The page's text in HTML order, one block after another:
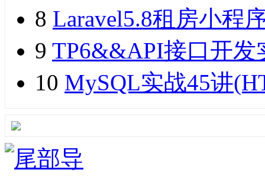
8 Laravel5.8租房小程
9 TP6&&API接口开发
10 MySQL实战45讲